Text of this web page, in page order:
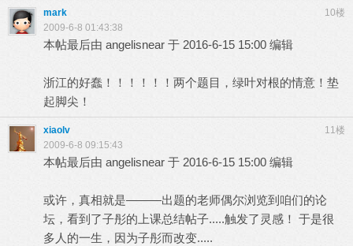
10楼
mark
2009-6-8 01:43:38
本帖最后由 angelisnear 于 2016-6-15 15:00 编辑
浙江的好蠢！！！！！！两个题目，绿叶对根的情意！垫
起脚尖！
11楼
xiaolv
2009-6-8 09:15:43
本帖最后由 angelisnear 于 2016-6-15 15:00 编辑
或许，真相就是———出题的老师偶尔浏览到咱们的论
坛，看到了子彤的上课总结帖子.....触发了灵感！ 于是很
多人的一生，因为子彤而改变.....